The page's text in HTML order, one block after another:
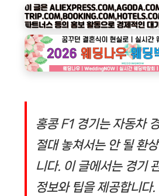
홍콩 F1 경기는 자동차
절대 놓쳐서는 안 될 환
니다. 이 글에서는 경기
정보와 팁을 제공합니다.